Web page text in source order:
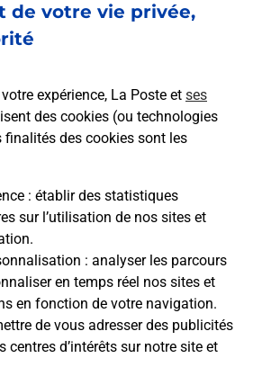
de votre vie privée,
expérience, La Poste et ses
des cookies (ou technologies
finalités des cookies sont les
: établir des statistiques
sur l’utilisation de nos sites et
: analyser les parcours
en temps réel nos sites et
en fonction de votre navigation.
de vous adresser des publicités
centres d’intérêts sur notre site et
d’acheter un
depuis un
une
livraison ?
Poste participe-t-elle
au quotidien ?
mon code de la route
et sous quelles